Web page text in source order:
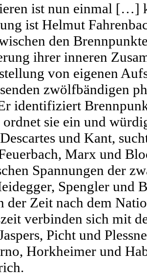
ist nun einmal […]
ist Helmut
den
ihrer inneren
von eigenen
zwölfbändigen
identifiziert
ordnet sie ein und
und Kant,
Marx und
Spannungen der
Spengler und
der Zeit nach dem
verbinden sich mit
Picht und
Horkheimer und